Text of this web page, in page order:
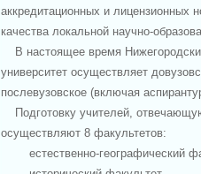
аккредитационных и лицензионных
качества локальной научно-
В настоящее время
университет осуществляет
послевузовское (включая
Подготовку учителей,
осуществляют 8 факультетов:
естественно-географический